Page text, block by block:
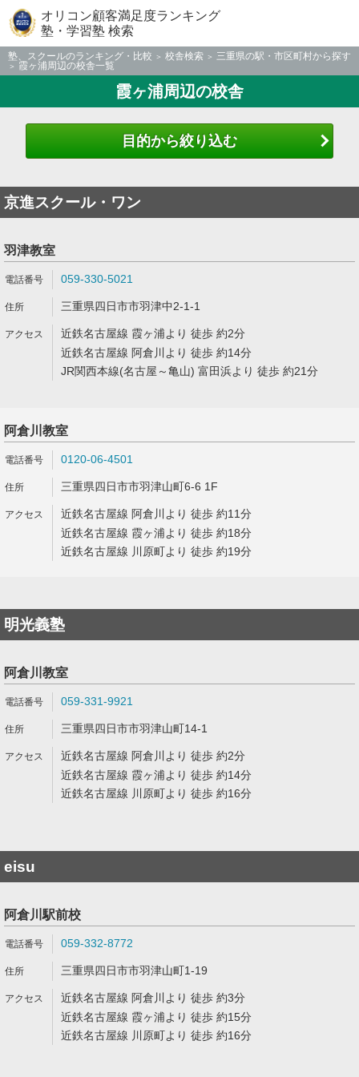
オリコン顧客満足度ランキング
塾・学習塾 検索
塾、スクールのランキング・比較 校舎検索
三重県の駅・市区町村から探す
霞ヶ浦周辺の校舎一覧
霞ヶ浦周辺の校舎
目的から絞り込む
京進スクール・ワン
羽津教室
059-330-5021
三重県四日市市羽津中2-1-1
近鉄名古屋線 霞ヶ浦より 徒歩 約2分
近鉄名古屋線 阿倉川より 徒歩 約14分
JR関西本線(名古屋～亀山) 富田浜より 徒歩 約21分
阿倉川教室
0120-06-4501
三重県四日市市羽津山町6-6 1F
近鉄名古屋線 阿倉川より 徒歩 約11分
近鉄名古屋線 霞ヶ浦より 徒歩 約18分
近鉄名古屋線 川原町より 徒歩 約19分
明光義塾
阿倉川教室
059-331-9921
三重県四日市市羽津山町14-1
近鉄名古屋線 阿倉川より 徒歩 約2分
近鉄名古屋線 霞ヶ浦より 徒歩 約14分
近鉄名古屋線 川原町より 徒歩 約16分
eisu
阿倉川駅前校
059-332-8772
三重県四日市市羽津山町1-19
近鉄名古屋線 阿倉川より 徒歩 約3分
近鉄名古屋線 霞ヶ浦より 徒歩 約15分
近鉄名古屋線 川原町より 徒歩 約16分